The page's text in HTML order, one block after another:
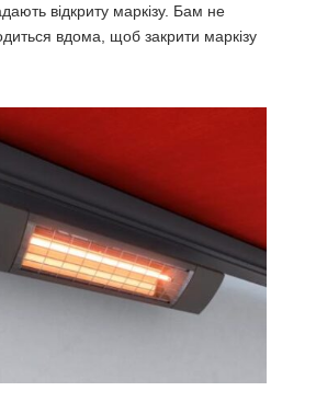
відкриту маркізу. Бам не
вдома, щоб закрити маркізу